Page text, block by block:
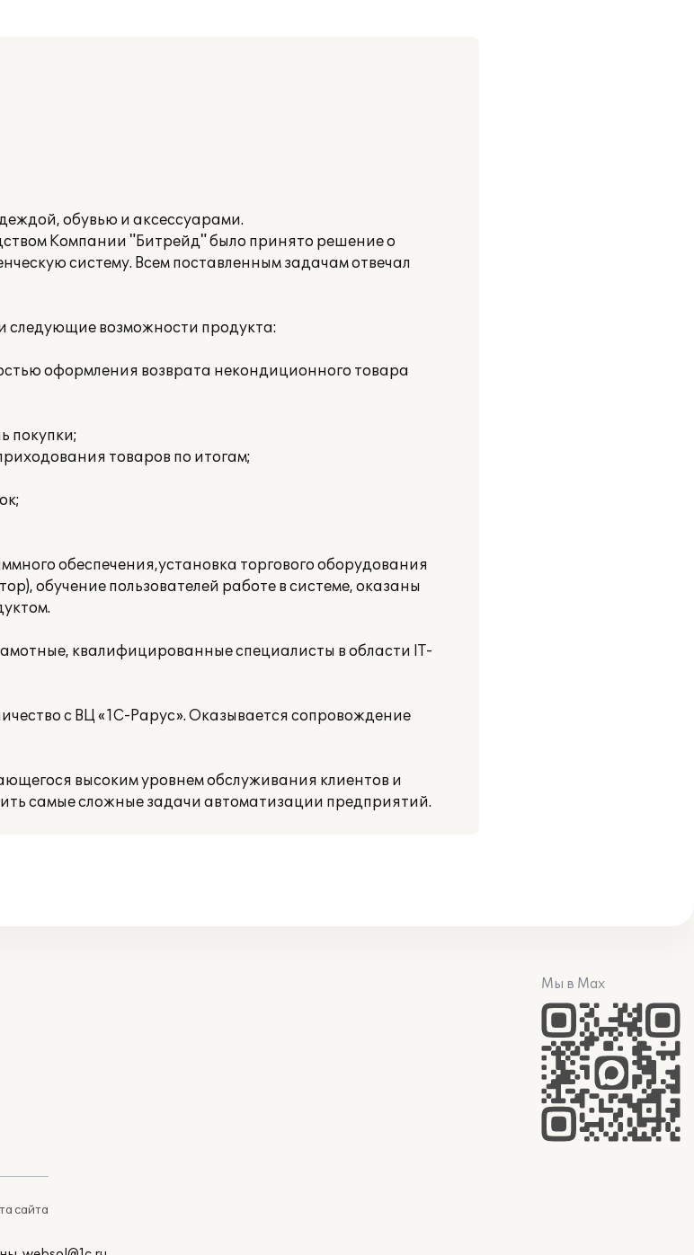
обувью и аксессуарами.
Компании "Битрейд" было принято решение о
систему. Всем поставленным задачам отвечал
следующие возможности продукта:
оформления возврата некондиционного товара
покупки;
товаров по итогам;
обеспечения,установка торгового оборудования
обучение пользователей работе в системе, оказаны
квалифицированные специалисты в области IT-
с ВЦ «1С-Рарус». Оказывается сопровождение
высоким уровнем обслуживания клиентов и
самые сложные задачи автоматизации предприятий.
сайта
Мы в Max